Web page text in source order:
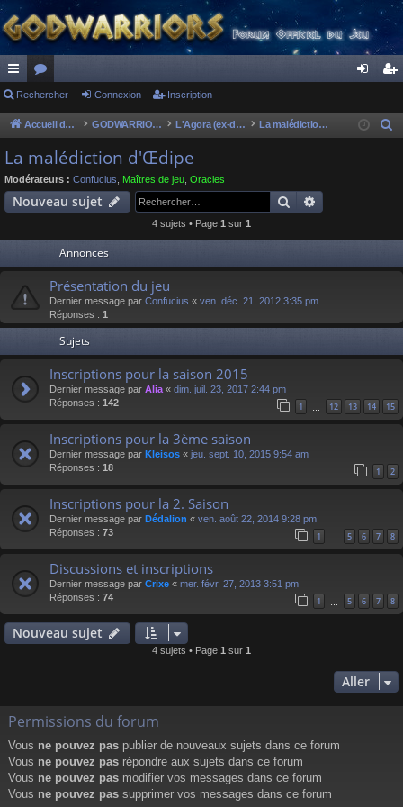
ac
co
ur
ci
or
u
s
ne cri
Rechercher Connexion Inscription
Accueil du forum GODWARRIORS - LE JEU L'Agora (ex-discussions of the dead) La malédiction d'Œdipe
c
La malédiction d'Œdipe
Modérateurs : Confucius Maîtres de jeu Oracles
Nouveau sujet Rechercher
4 sujets • Page 1 sur 1
Annonces
Présentation du jeu
Dernier message par Confucius « ven. déc. 21, 2012 3:35 pm
Réponses : 1
Sujets
Inscriptions pour la saison 2015
Dernier message par Alia « dim. juil. 23, 2017 2:44 pm
Réponses : 142 1 12 13 14 15
Inscriptions pour la 3ème saison
Dernier message par Kleisos « jeu. sept. 10, 2015 9:54 am
Réponses : 18 1 2
Inscriptions pour la 2. Saison
Dernier message par Dédalion « ven. août 22, 2014 9:28 pm
Réponses : 73 1 5 6 7 8
Discussions et inscriptions
Dernier message par Crixe « mer. févr. 27, 2013 3:51 pm
Réponses : 74 1 5 6 7 8
Nouveau sujet
4 sujets • Page 1 sur 1
Aller
Permissions du forum
Vous ne pouvez pas publier de nouveaux sujets dans ce forum
Vous ne pouvez pas répondre aux sujets dans ce forum
Vous ne pouvez pas modifier vos messages dans ce forum
Vous ne pouvez pas supprimer vos messages dans ce forum